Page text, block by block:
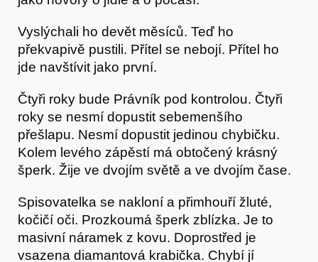
Akce
Vyslýchali ho devět měsíců. Teď ho
překvapivě pustili. Přítel se nebojí. Přítel ho
jde navštívit jako první.
Čtyři roky bude Právník pod kontrolou. Čtyři
roky se nesmí dopustit sebemenšího
přešlapu. Nesmí dopustit jedinou chybičku.
Kolem levého zápěstí má obtočený krásný
šperk. Žije ve dvojím světě a ve dvojím čase.
Spisovatelka se nakloní a přimhouří žluté,
kočičí oči. Prozkoumá šperk zblízka. Je to
masivní náramek z kovu. Doprostřed je
vsazena diamantová krabička. Chybí jí